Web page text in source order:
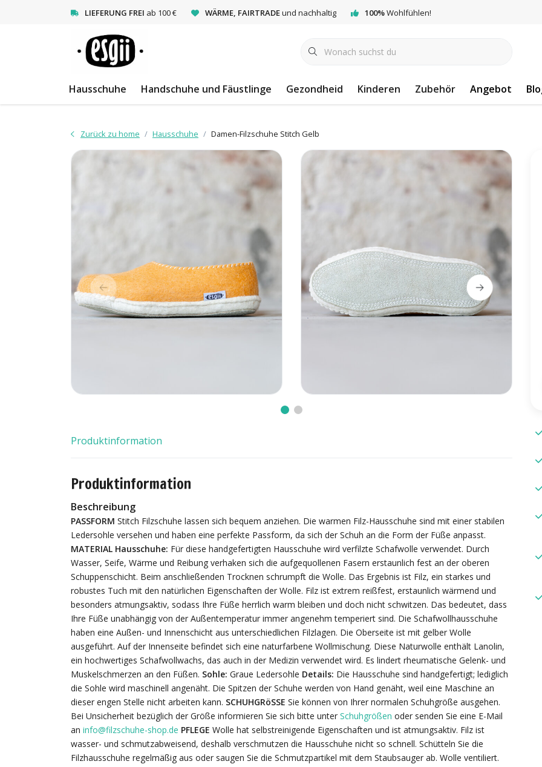
LIEFERUNG FREI ab 100 € WÄRME, FAIRTRADEund nachhaltig 100%Wohlfühlen!
Hausschuhe Handschuhe und Fäustlinge Gezondheid Kinderen Zubehör Angebot
Zurück zu home Hausschuhe Damen-Filzschuhe Stitch Gelb
Produktinformation
Produktinformation
Beschreibung
PASSFORM Stitch Filzschuhe lassen sich bequem anziehen. Die warmen Filz-Hausschuhe sind mit einer stabilen
Ledersohle versehen und haben eine perfekte Passform, da sich der Schuh an die Form der Füße anpasst.
MATERIAL Hausschuhe: Für diese handgefertigten Hausschuhe wird verfilzte Schafwolle verwendet. Durch
Wasser, Seife, Wärme und Reibung verhaken sich die aufgequollenen Fasern erstaunlich fest an der oberen
Schuppenschicht. Beim anschließenden Trocknen schrumpft die Wolle. Das Ergebnis ist Filz, ein starkes und
robustes Tuch mit den natürlichen Eigenschaften der Wolle. Filz ist extrem reißfest, erstaunlich wärmend und
besonders atmungsaktiv, sodass Ihre Füße herrlich warm bleiben und doch nicht schwitzen. Das bedeutet, dass
Ihre Füße unabhängig von der Außentemperatur immer angenehm temperiert sind. Die Schafwollhausschuhe
haben eine Außen- und Innenschicht aus unterschiedlichen Filzlagen. Die Oberseite ist mit gelber Wolle
ausgeführt. Auf der Innenseite befindet sich eine naturfarbene Wollmischung. Diese Naturwolle enthält Lanolin,
ein hochwertiges Schafwollwachs, das auch in der Medizin verwendet wird. Es lindert rheumatische Gelenk- und
Muskelschmerzen an den Füßen. Sohle: Graue Ledersohle Details: Die Hausschuhe sind handgefertigt; lediglich
die Sohle wird maschinell angenäht. Die Spitzen der Schuhe werden von Hand genäht, weil eine Maschine an
dieser engen Stelle nicht arbeiten kann. SCHUHGRöSSE Sie können von Ihrer normalen Schuhgröße ausgehen.
Bei Unsicherheit bezüglich der Größe informieren Sie sich bitte unter Schuhgrößen oder senden Sie eine E-Mail
an info@filzschuhe-shop.de PFLEGE Wolle hat selbstreinigende Eigenschaften und ist atmungsaktiv. Filz ist
wasser- und schmutzabweisend, deshalb verschmutzen die Hausschuhe nicht so schnell. Schütteln Sie die
Filzhausschuhe regelmäßig aus oder saugen Sie die Schmutzpartikel mit dem Staubsauger ab. Wolle ventiliert.